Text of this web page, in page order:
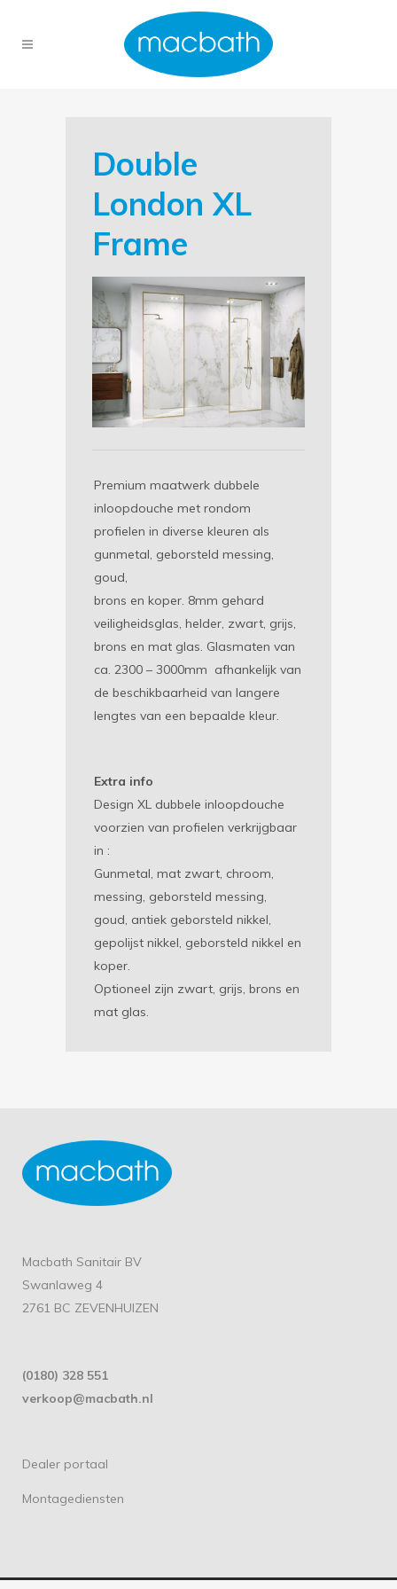
Double
London XL
Frame
Premium maatwerk dubbele
inloopdouche met rondom
profielen in diverse kleuren als
gunmetal, geborsteld messing,
goud,
brons en koper. 8mm gehard
veiligheidsglas, helder, zwart, grijs,
brons en mat glas. Glasmaten van
ca. 2300 – 3000mm afhankelijk van
de beschikbaarheid van langere
lengtes van een bepaalde kleur.
Extra info
Design XL dubbele inloopdouche
voorzien van profielen verkrijgbaar
in :
Gunmetal, mat zwart, chroom,
messing, geborsteld messing,
goud, antiek geborsteld nikkel,
gepolijst nikkel, geborsteld nikkel en
koper.
Optioneel zijn zwart, grijs, brons en
mat glas.
Macbath Sanitair BV
Swanlaweg 4
2761 BC ZEVENHUIZEN
(0180) 328 551
verkoop@macbath.nl
Dealer portaal
Montagediensten